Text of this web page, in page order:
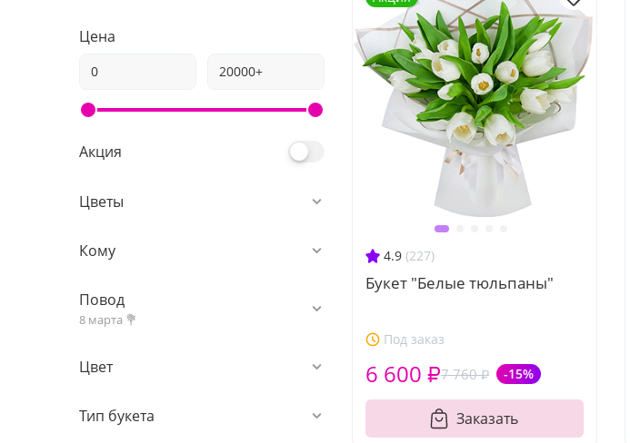
Цена
Акция
Цветы
Кому
Повод
8 марта 💐
Цвет
Тип букета
4.9 (227)
Букет "Белые тюльпаны"
Под заказ
7 760 ₽ -15%
6 600 ₽
Заказать